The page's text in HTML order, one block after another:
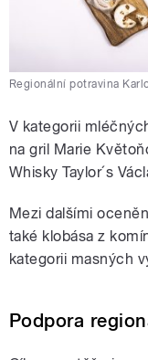
Regionální potravina
V kategorii
na gril Marie
Whisky Taylor´s
Mezi dalšími
také klobása z
kategorii masných
Podpora